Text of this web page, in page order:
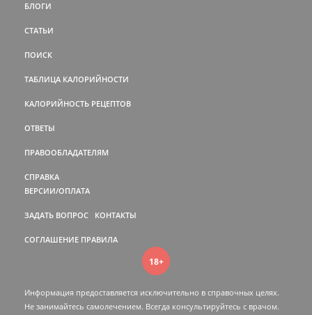
БЛОГИ
СТАТЬИ
ПОИСК
ТАБЛИЦА КАЛОРИЙНОСТИ
КАЛОРИЙНОСТЬ РЕЦЕПТОВ
ОТВЕТЫ
ПРАВООБЛАДАТЕЛЯМ
СПРАВКА
ВЕРСИИ/ОПЛАТА
ЗАДАТЬ ВОПРОС КОНТАКТЫ
СОГЛАШЕНИЕ ПРАВИЛА
18+
Информация предоставляется исключительно в справочных целях.
Не занимайтесь самолечением. Всегда консультируйтесь c врачом.